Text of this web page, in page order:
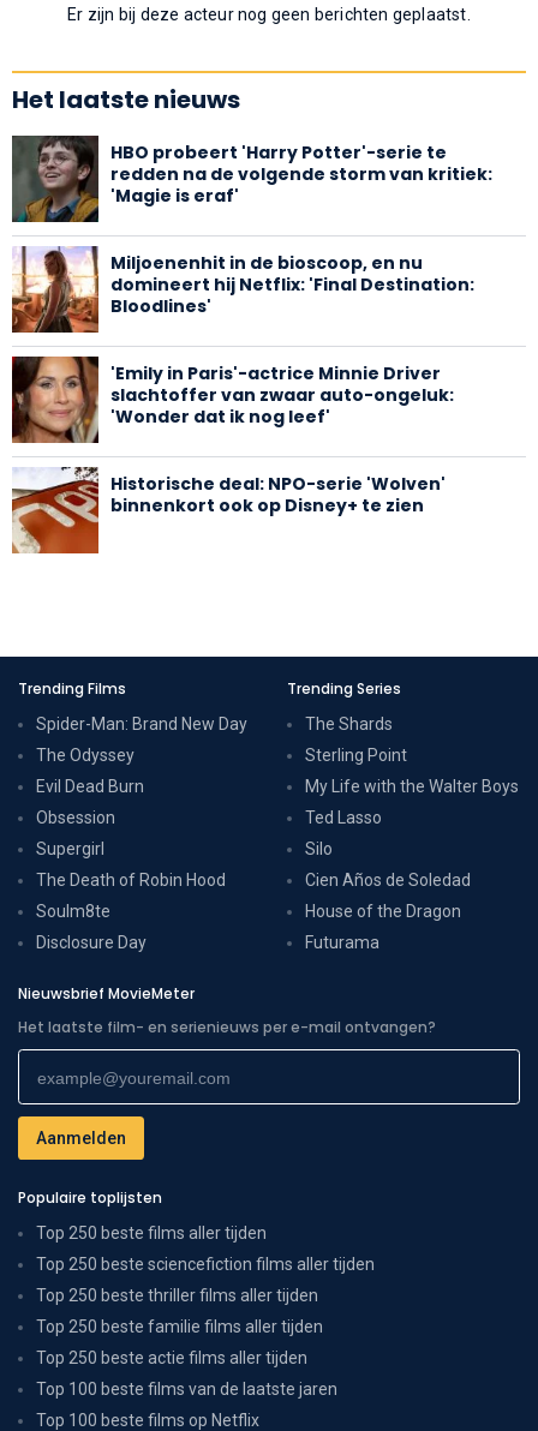
Er zijn bij deze acteur nog geen berichten geplaatst.
Het laatste nieuws
HBO probeert 'Harry Potter'-serie te
redden na de volgende storm van kritiek:
'Magie is eraf'
Miljoenenhit in de bioscoop, en nu
domineert hij Netflix: 'Final Destination:
Bloodlines'
'Emily in Paris'-actrice Minnie Driver
slachtoffer van zwaar auto-ongeluk:
'Wonder dat ik nog leef'
Historische deal: NPO-serie 'Wolven'
binnenkort ook op Disney+ te zien
Trending Films
Spider-Man: Brand New Day
The Odyssey
Evil Dead Burn
Obsession
Supergirl
The Death of Robin Hood
Soulm8te
Disclosure Day
Trending Series
The Shards
Sterling Point
My Life with the Walter Boys
Ted Lasso
Silo
Cien Años de Soledad
House of the Dragon
Futurama
Nieuwsbrief MovieMeter
Het laatste film- en serienieuws per e-mail ontvangen?
Populaire toplijsten
Top 250 beste films aller tijden
Top 250 beste sciencefiction films aller tijden
Top 250 beste thriller films aller tijden
Top 250 beste familie films aller tijden
Top 250 beste actie films aller tijden
Top 100 beste films van de laatste jaren
Top 100 beste films op Netflix